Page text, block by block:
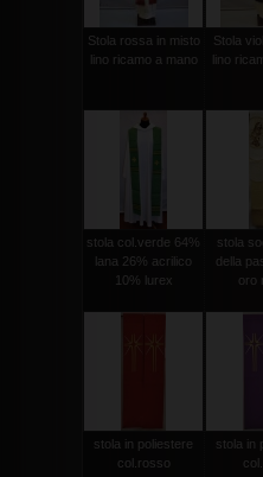
Stola rossa in misto
lino ricamo a mano
Stola
lino
stola col.verde 64%
lana 26% acrilico
10% lurex
stola
della
oro
stola in poliestere
col.rosso
stola in